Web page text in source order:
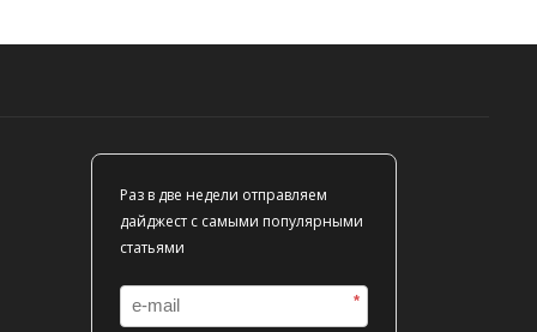
Раз в две недели отправляем
дайджест с самыми популярными
статьями
*